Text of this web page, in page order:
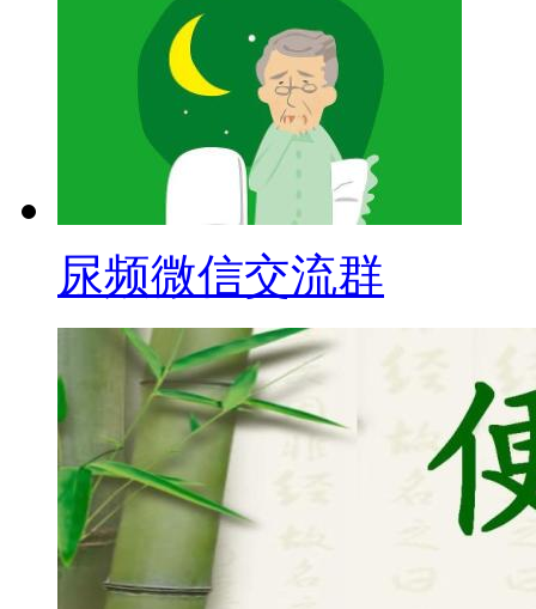
尿频微信交流群